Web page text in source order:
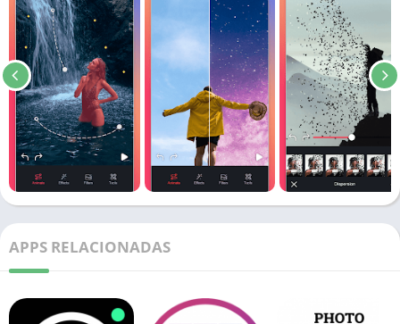
APPS RELACIONADAS